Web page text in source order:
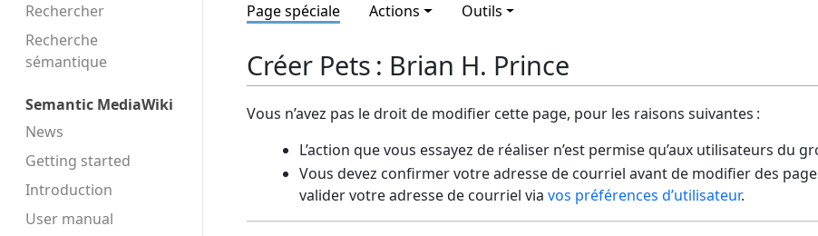
Rechercher
Recherche
sémantique
Semantic MediaWiki
News
Getting started
Introduction
User manual
Page spéciale Actions Outils
Créer Pets : Brian H. Prince
Vous n’avez pas le droit de modifier cette page, pour les raisons suivantes :
L’action que vous essayez de réaliser n’est permise qu’aux utilisateurs du
Vous devez confirmer votre adresse de courriel avant de modifier des
valider votre adresse de courriel via vos préférences d’utilisateur.